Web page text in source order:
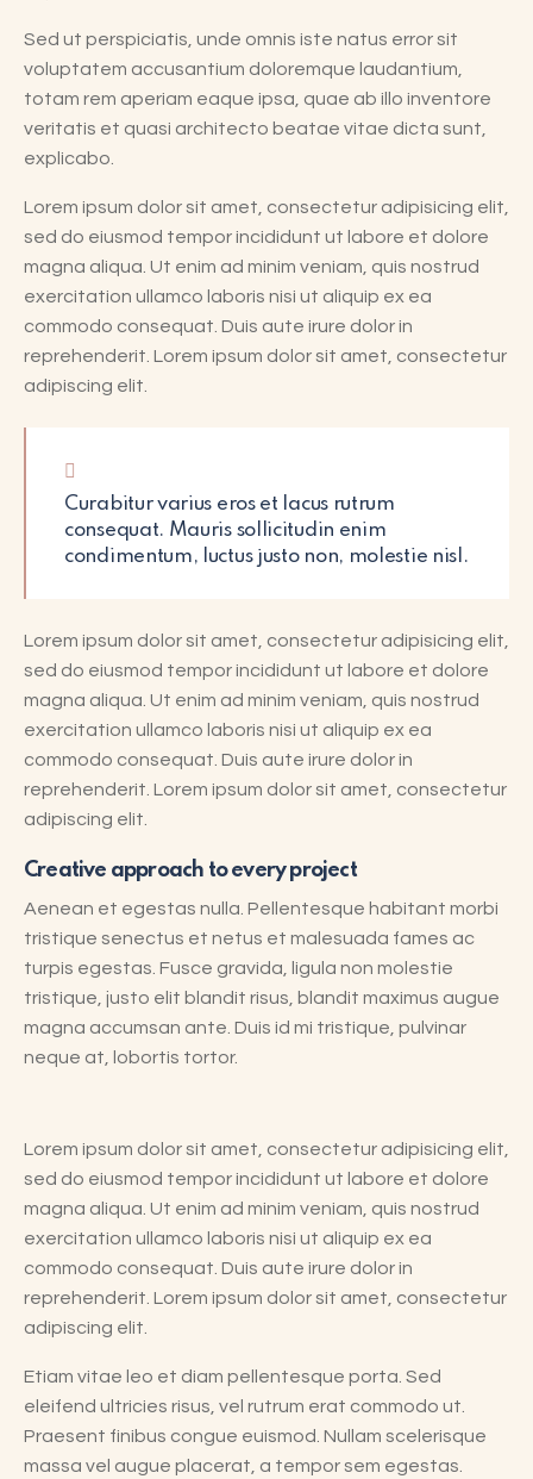
Sed ut perspiciatis, unde omnis iste natus error sit
voluptatem accusantium doloremque laudantium,
totam rem aperiam eaque ipsa, quae ab illo inventore
veritatis et quasi architecto beatae vitae dicta sunt,
explicabo.
Lorem ipsum dolor sit amet, consectetur adipisicing elit,
sed do eiusmod tempor incididunt ut labore et dolore
magna aliqua. Ut enim ad minim veniam, quis nostrud
exercitation ullamco laboris nisi ut aliquip ex ea
commodo consequat. Duis aute irure dolor in
reprehenderit. Lorem ipsum dolor sit amet, consectetur
adipiscing elit.
Curabitur varius eros et lacus rutrum
consequat. Mauris sollicitudin enim
condimentum, luctus justo non, molestie nisl.
Lorem ipsum dolor sit amet, consectetur adipisicing elit,
sed do eiusmod tempor incididunt ut labore et dolore
magna aliqua. Ut enim ad minim veniam, quis nostrud
exercitation ullamco laboris nisi ut aliquip ex ea
commodo consequat. Duis aute irure dolor in
reprehenderit. Lorem ipsum dolor sit amet, consectetur
adipiscing elit.
Creative approach to every project
Aenean et egestas nulla. Pellentesque habitant morbi
tristique senectus et netus et malesuada fames ac
turpis egestas. Fusce gravida, ligula non molestie
tristique, justo elit blandit risus, blandit maximus augue
magna accumsan ante. Duis id mi tristique, pulvinar
neque at, lobortis tortor.
Lorem ipsum dolor sit amet, consectetur adipisicing elit,
sed do eiusmod tempor incididunt ut labore et dolore
magna aliqua. Ut enim ad minim veniam, quis nostrud
exercitation ullamco laboris nisi ut aliquip ex ea
commodo consequat. Duis aute irure dolor in
reprehenderit. Lorem ipsum dolor sit amet, consectetur
adipiscing elit.
Etiam vitae leo et diam pellentesque porta. Sed
eleifend ultricies risus, vel rutrum erat commodo ut.
Praesent finibus congue euismod. Nullam scelerisque
massa vel augue placerat, a tempor sem egestas.